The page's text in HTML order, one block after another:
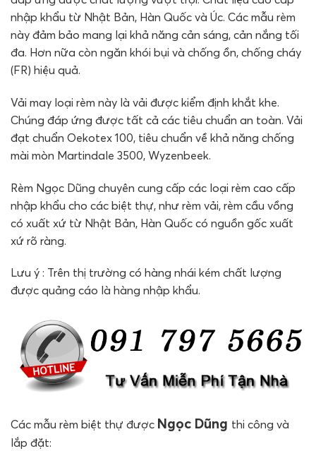
nhập khẩu từ Nhật Bản, Hàn Quốc và Úc. Các mẫu rèm
này đảm bảo mang lại khả năng cản sáng, cản nắng tối
đa. Hơn nữa còn ngăn khói bụi và chống ồn, chống cháy
(FR) hiệu quả.
Vải may loại rèm này là vải được kiểm định khắt khe.
Chúng đáp ứng được tất cả các tiêu chuẩn an toàn. Vải
đạt chuẩn Oekotex 100, tiêu chuẩn về khả năng chống
mài mòn Martindale 3500, Wyzenbeek.
Rèm Ngọc Dũng chuyên cung cấp các loại rèm cao cấp
nhập khẩu cho các biệt thự, như rèm vải, rèm cầu vồng
có xuất xứ từ Nhật Bản, Hàn Quốc có nguồn gốc xuất
xứ rõ ràng.
Lưu ý : Trên thị trường có hàng nhái kém chất lượng
được quảng cáo là hàng nhập khẩu.
Các mẫu rèm biệt thự được Ngọc Dũng thi công và
lắp đặt: